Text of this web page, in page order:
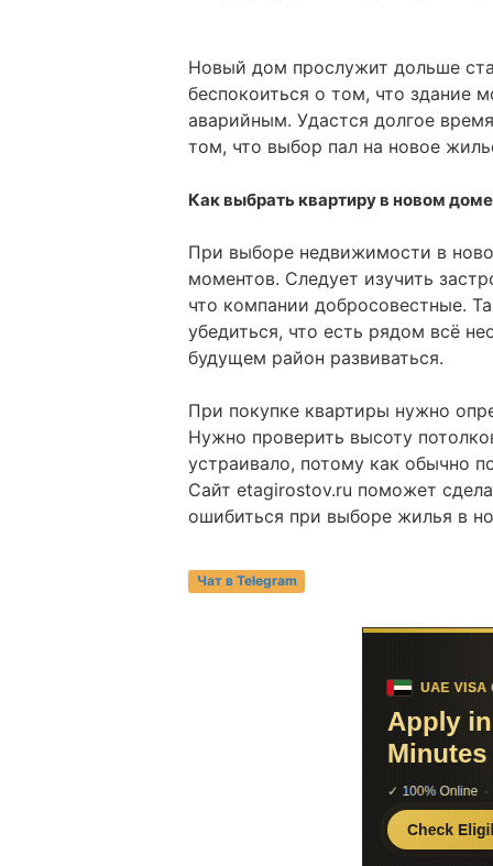
Новый дом прослужит дольше
беспокоиться о том, что здание
аварийным. Удастся долгое
том, что выбор пал на новое
Как выбрать квартиру в новом доме
При выборе недвижимости в
моментов. Следует изучить
что компании добросовестные.
убедиться, что есть рядом всё
будущем район развиваться.
При покупке квартиры нужно
Нужно проверить высоту
устраивало, потому как обычно
Сайт etagirostov.ru поможет
ошибиться при выборе жилья в
Чат в Telegram